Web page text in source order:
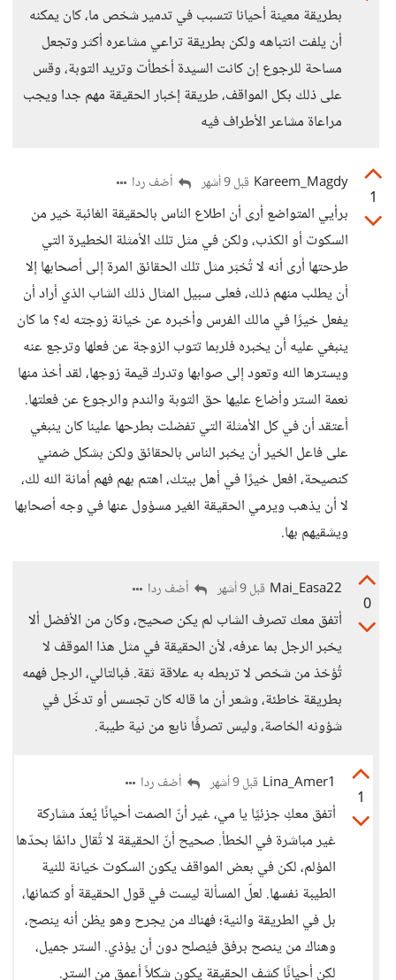
بطريقة معينة أحيانا تتسبب في تدمير شخص ما، كان يمكنه
أن يلفت انتباهه ولكن بطريقة تراعي مشاعره أكثر وتجعل
مساحة للرجوع إن كانت السيدة أخطأت وتريد التوبة، وقس
على ذلك بكل المواقف، طريقة إخبار الحقيقة مهم جدا ويجب
مراعاة مشاعر الأطراف فيه
1
Kareem_Magdy قبل 9 أشهر أضف ردا
برأيي المتواضع أرى أن اطلاع الناس بالحقيقة الغائبة خير من
السكوت أو الكذب، ولكن في مثل تلك الأمثلة الخطيرة التي
طرحتها أرى أنه لا تُخبَر مثل تلك الحقائق المرة إلى أصحابها إلا
أن يطلب منهم ذلك، فعلى سبيل المثال ذلك الشاب الذي أراد أن
يفعل خيرًا في مالك الفرس وأخبره عن خيانة زوجته له؟ ما كان
ينبغي عليه أن يخبره فلربما تتوب الزوجة عن فعلها وترجع عنه
ويسترها الله وتعود إلى صوابها وتدرك قيمة زوجها، لقد أخذ منها
نعمة الستر وأضاع عليها حق التوبة والندم والرجوع عن فعلتها.
أعتقد أن في كل الأمثلة التي تفضلت بطرحها علينا كان ينبغي
على فاعل الخير أن يخبر الناس بالحقائق ولكن بشكل ضمني
كنصيحة، افعل خيرًا في أهل بيتك، اهتم بهم فهم أمانة الله لك،
لا أن يذهب ويرمي الحقيقة الغير مسؤول عنها في وجه أصحابها
ويشقيهم بها.
0
Mai_Easa22 قبل 9 أشهر أضف ردا
أتفق معك تصرف الشاب لم يكن صحيح، وكان من الأفضل ألا
يخبر الرجل بما عرفه، لأن الحقيقة في مثل هذا الموقف لا
تُؤخذ من شخص لا تربطه به علاقة ثقة. فبالتالي، الرجل فهمه
بطريقة خاطئة، وشعر أن ما قاله كان تجسس أو تدخّل في
شؤونه الخاصة، وليس تصرفًا نابع من نية طيبة.
1
Lina_Amer1 قبل 9 أشهر أضف ردا
أتفق معكِ جزئيًا يا مي، غير أنّ الصمت أحيانًا يُعدّ مشاركة
غير مباشرة في الخطأ. صحيح أنّ الحقيقة لا تُقال دائمًا بحدّها
المؤلم، لكن في بعض المواقف يكون السكوت خيانة للنية
الطيبة نفسها. لعلّ المسألة ليست في قول الحقيقة أو كتمانها،
بل في الطريقة والنية؛ فهناك من يجرح وهو يظن أنه ينصح،
وهناك من ينصح برفق فيُصلح دون أن يؤذي. الستر جميل،
لكن أحيانًا كشف الحقيقة يكون شكلاً أعمق من الستر.